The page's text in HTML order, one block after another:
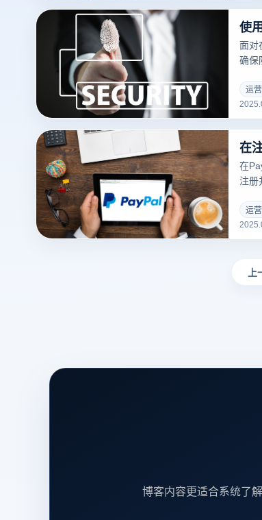
面对
确保
以
纹验
势：
运
在
在
注册
风
风控
运
上
博客内容更适合系统了